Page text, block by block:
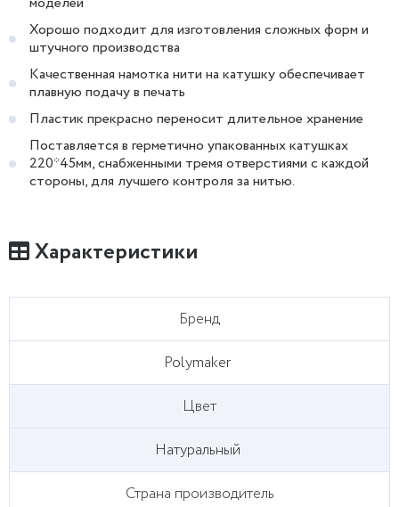
Хорошо подходит для изготовления сложных форм и
штучного производства
Качественная намотка нити на катушку обеспечивает
плавную подачу в печать
Пластик прекрасно переносит длительное хранение
Поставляется в герметично упакованных катушках
220*45мм, снабженными тремя отверстиями с каждой
стороны, для лучшего контроля за нитью.
Характеристики
Бренд
Polymaker
Цвет
Натуральный
Страна производитель